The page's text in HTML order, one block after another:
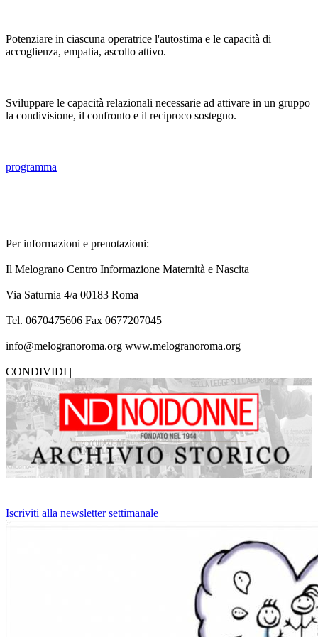
Potenziare in ciascuna operatrice l'autostima e le capacità di
accoglienza, empatia, ascolto attivo.
Sviluppare le capacità relazionali necessarie ad attivare in un gruppo
la condivisione, il confronto e il reciproco sostegno.
programma
Per informazioni e prenotazioni:
Il Melograno Centro Informazione Maternità e Nascita
Via Saturnia 4/a 00183 Roma
Tel. 0670475606 Fax 0677207045
info@melogranoroma.org www.melogranoroma.org
CONDIVIDI |
Iscriviti alla newsletter settimanale